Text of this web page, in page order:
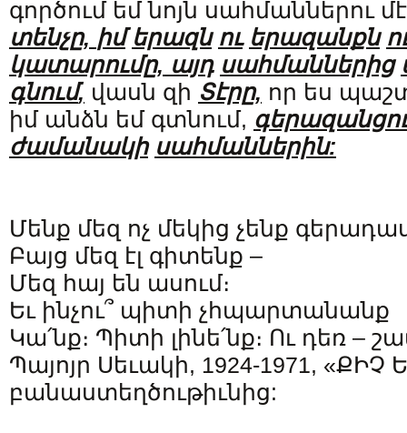
գործում եմ նոյն սահմաններու
տենչը, իմ երազն ու երազանքն
կատարումը, այդ սահմաններից
գնում, վասն զի Տէրը, որ ես
իմ անձն եմ գտնում,
ժամանակի սահմաններին:
Մենք մեզ ոչ մեկից չենք
Բայց մեզ էլ գիտենք –
Մեզ հայ են ասում։
Եւ ինչու՞ պիտի չհպարտանանք
Կա՛նք։ Պիտի լինե՛նք։ Ու դեռ –
Պայոյր Սեւակի, 1924-1971,
բանաստեղծութիւնից: